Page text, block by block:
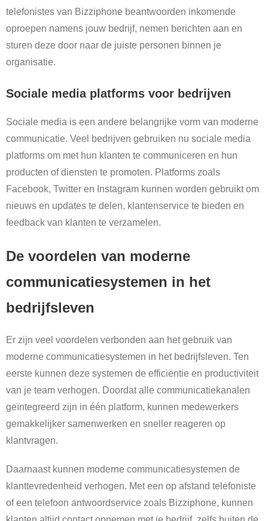
telefonistes van Bizziphone beantwoorden inkomende
oproepen namens jouw bedrijf, nemen berichten aan en
sturen deze door naar de juiste personen binnen je
organisatie.
Sociale media platforms voor bedrijven
Sociale media is een andere belangrijke vorm van moderne
communicatie. Veel bedrijven gebruiken nu sociale media
platforms om met hun klanten te communiceren en hun
producten of diensten te promoten. Platforms zoals
Facebook, Twitter en Instagram kunnen worden gebruikt om
nieuws en updates te delen, klantenservice te bieden en
feedback van klanten te verzamelen.
De voordelen van moderne
communicatiesystemen in het
bedrijfsleven
Er zijn veel voordelen verbonden aan het gebruik van
moderne communicatiesystemen in het bedrijfsleven. Ten
eerste kunnen deze systemen de efficiëntie en productiviteit
van je team verhogen. Doordat alle communicatiekanalen
geïntegreerd zijn in één platform, kunnen medewerkers
gemakkelijker samenwerken en sneller reageren op
klantvragen.
Daarnaast kunnen moderne communicatiesystemen de
klanttevredenheid verhogen. Met een op afstand telefoniste
of een telefoon antwoordservice zoals Bizziphone, kunnen